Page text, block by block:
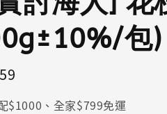
包)
$1000、全家$799免運